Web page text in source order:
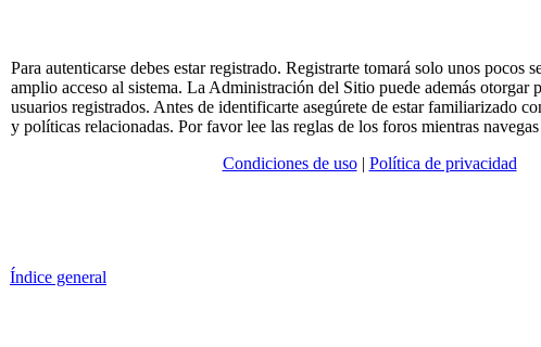
Para autenticarse debes estar registrado. Registrarte tomará solo unos pocos
amplio acceso al sistema. La Administración del Sitio puede además otorgar
usuarios registrados. Antes de identificarte asegúrete de estar familiarizado
y políticas relacionadas. Por favor lee las reglas de los foros mientras
Condiciones de uso| Política de privacidad
Índice general